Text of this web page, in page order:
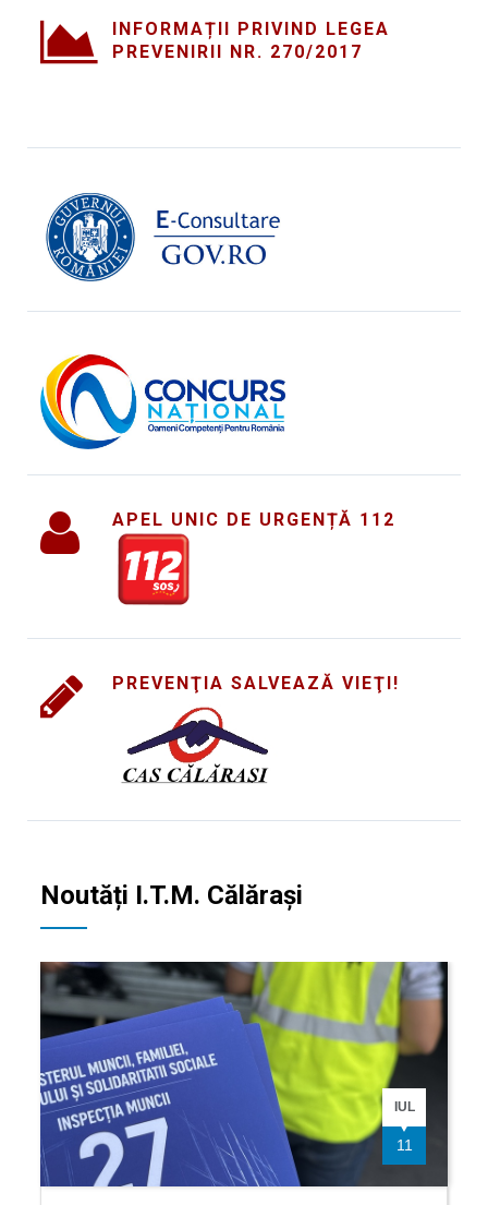
INFORMAȚII PRIVIND LEGEA
PREVENIRII NR. 270/2017
APEL UNIC DE URGENȚĂ 112
PREVENŢIA SALVEAZĂ VIEŢI!
Noutăți I.T.M. Călăraşi
IUL
11